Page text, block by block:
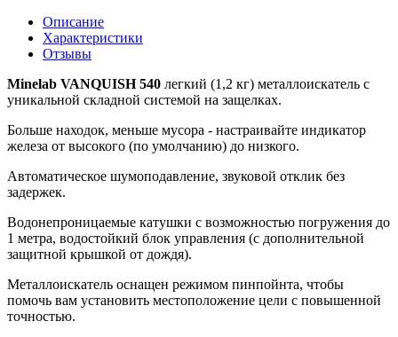
Описание
Характеристики
Отзывы
Minelab VANQUISH 540 легкий (1,2 кг) металлоискатель с
уникальной складной системой на защелках.
Больше находок, меньше мусора - настраивайте индикатор
железа от высокого (по умолчанию) до низкого.
Автоматическое шумоподавление, звуковой отклик без
задержек.
Водонепроницаемые катушки с возможностью погружения до
1 метра, водостойкий блок управления (с дополнительной
защитной крышкой от дождя).
Металлоискатель оснащен режимом пинпойнта, чтобы
помочь вам установить местоположение цели с повышенной
точностью.